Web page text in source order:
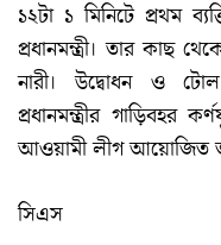
১২টা ১ মিনিটে প্রথম
প্রধানমন্ত্রী। তার কাছ
নারী। উদ্বোধন ও
প্রধানমন্ত্রীর গাড়িবহর
আওয়ামী লীগ আয়োজিত
সিএস